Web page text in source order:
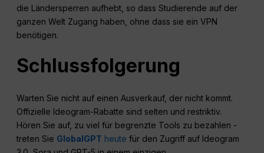
die Ländersperren aufhebt, so dass Studierende auf der
ganzen Welt Zugang haben, ohne dass sie ein VPN
benötigen.
Schlussfolgerung
Warten Sie nicht auf einen Ausverkauf, der nicht kommt.
Offizielle Ideogram-Rabatte sind selten und restriktiv.
Hören Sie auf, zu viel für begrenzte Tools zu bezahlen -
treten Sie GlobalGPT heute für den Zugriff auf Ideogram